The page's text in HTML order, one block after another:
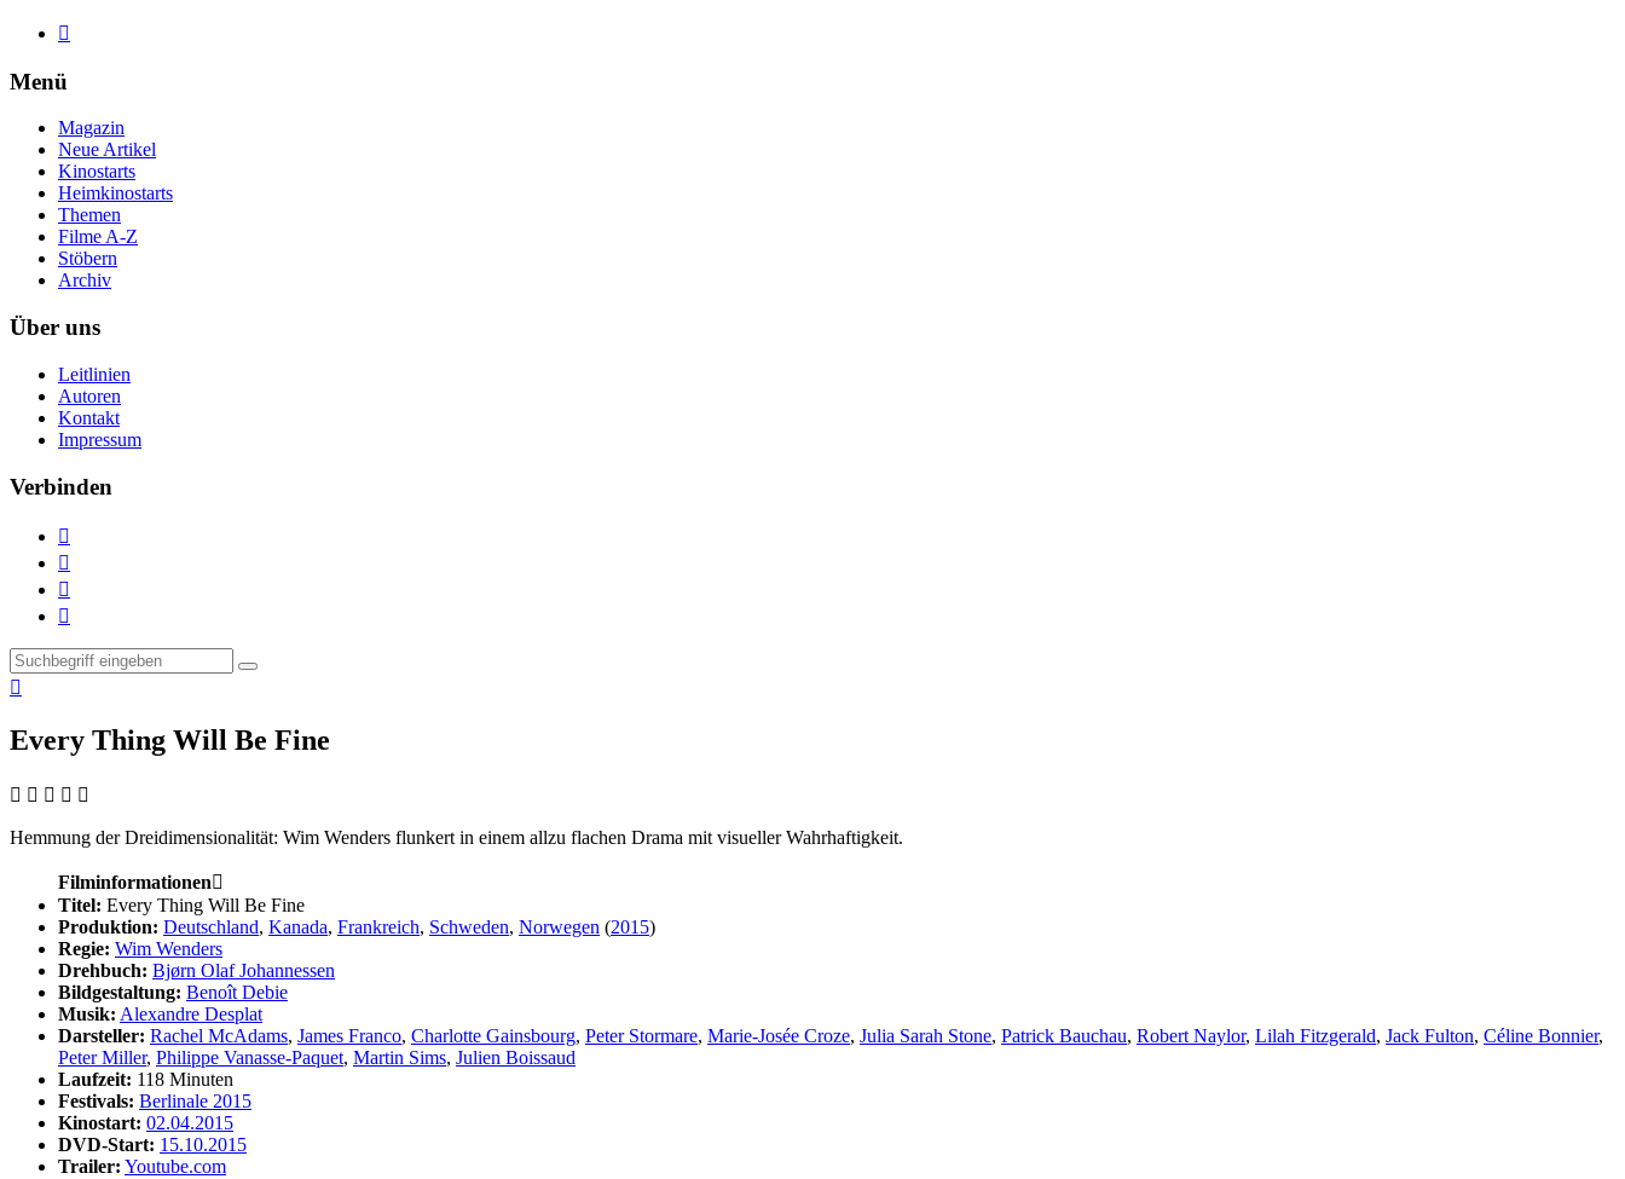

Menü
Magazin
Neue Artikel
Kinostarts
Heimkinostarts
Themen
Filme A-Z
Stöbern
Archiv
Über uns
Leitlinien
Autoren
Kontakt
Impressum
Verbinden





Every Thing Will Be Fine
    
Hemmung der Dreidimensionalität: Wim Wenders flunkert in einem allzu flachen Drama mit visueller Wahrhaftigkeit.
Filminformationen
Titel: Every Thing Will Be Fine
Produktion: Deutschland, Kanada, Frankreich, Schweden, Norwegen (2015)
Regie: Wim Wenders
Drehbuch: Bjørn Olaf Johannessen
Bildgestaltung: Benoît Debie
Musik: Alexandre Desplat
Darsteller: Rachel McAdams, James Franco, Charlotte Gainsbourg, Peter Stormare, Marie-Josée Croze, Julia Sarah Stone, Patrick Bauchau, Robert Naylor, Lilah Fitzgerald, Jack Fulton, Céline Bonnier,
Peter Miller, Philippe Vanasse-Paquet, Martin Sims, Julien Boissaud
Laufzeit: 118 Minuten
Festivals: Berlinale 2015
Kinostart: 02.04.2015
DVD-Start: 15.10.2015
Trailer: Youtube.com